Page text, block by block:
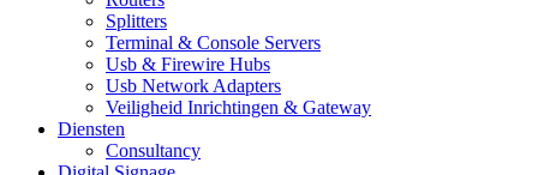
Splitters
Terminal & Console Servers
Usb & Firewire Hubs
Usb Network Adapters
Veiligheid Inrichtingen & Gateway
Diensten
Consultancy